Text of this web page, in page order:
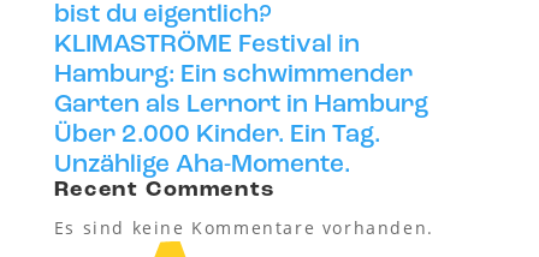
bist du eigentlich?
KLIMASTRÖME Festival in
Hamburg: Ein schwimmender
Garten als Lernort in Hamburg
Über 2.000 Kinder. Ein Tag.
Unzählige Aha-Momente.
Recent Comments
Es sind keine Kommentare vorhanden.